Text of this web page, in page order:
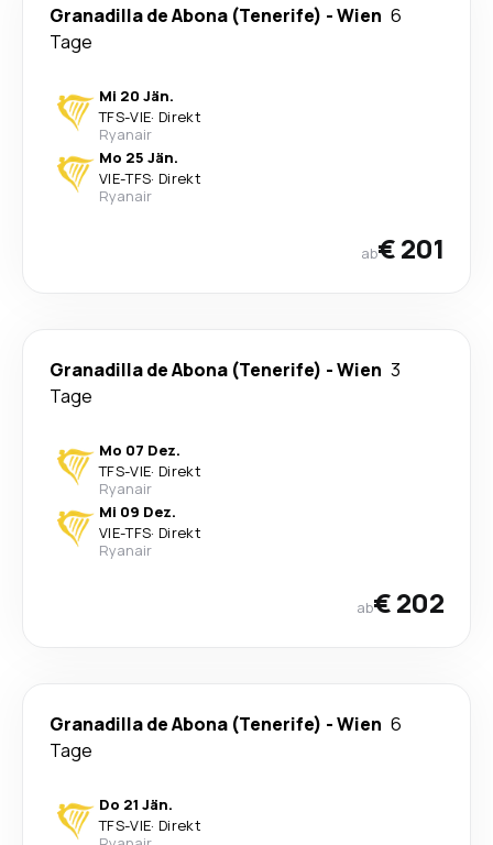
Granadilla de Abona (Tenerife) -Wien 6
Tage
Mi 20 Jän.
TFS-VIE· Direkt
Ryanair
Mo 25 Jän.
VIE-TFS· Direkt
Ryanair
ab€ 201
Granadilla de Abona (Tenerife) -Wien 3
Tage
Mo 07 Dez.
TFS-VIE· Direkt
Ryanair
Mi 09 Dez.
VIE-TFS· Direkt
Ryanair
ab€ 202
Granadilla de Abona (Tenerife) -Wien 6
Tage
Do 21 Jän.
TFS-VIE· Direkt